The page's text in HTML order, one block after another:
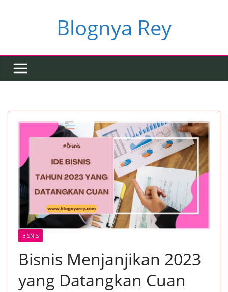
Blognya Rey
BISNIS
Bisnis Menjanjikan 2023
yang Datangkan Cuan